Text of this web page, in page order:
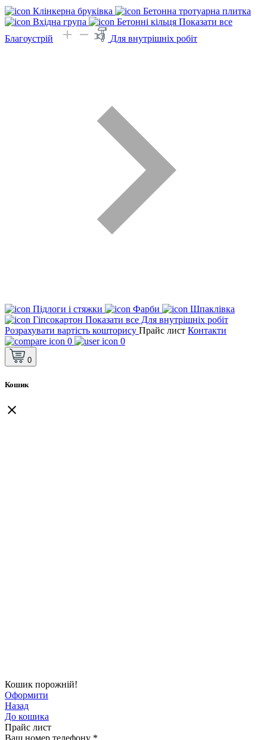
Клінкерна бруківка
Бетонна тротуарна плитка
Вхідна група
Бетонні кільця Показати все
Благоустрій
Для внутрішніх робіт
Підлоги і стяжки Фарби
Шпаклівка
Гіпсокартон Показати все Для внутрішніх робіт
Розрахувати вартість кошторису Прайс лист Контакти
0
0
0
Кошик
Кошик порожній!
Оформити
Назад
До кошика
Прайс лист
Ваш номер телефону *